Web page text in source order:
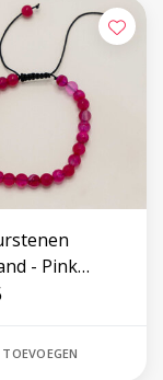
- Pink
Agate
TOEVOEGEN